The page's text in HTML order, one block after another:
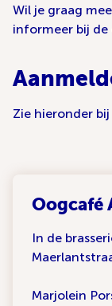
Wil je graag
informeer bij de
Zie hieronder
Oogcafé
In de
Marjolein